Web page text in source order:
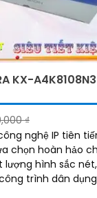
KX-
₫
nghệ IP tiên
chọn hoàn hảo
trình dân dụng